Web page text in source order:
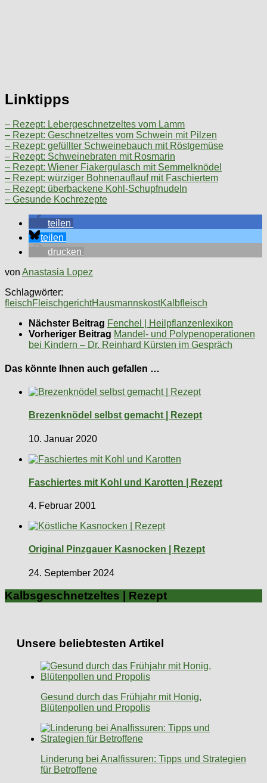
Linktipps
– Rezept: Lebergeschnetzeltes vom Lamm
– Rezept: Geschnetzeltes vom Schwein mit Pilzen
– Rezept: gefüllter Schweinebauch mit Röstgemüse
– Rezept: Schweinebraten mit Rosmarin
– Rezept: Wiener Fiakergulasch mit Semmelknödel
– Rezept: würziger Bohnenauflauf mit Faschiertem
– Rezept: überbackene Kohl-Schupfnudeln
– Gesunde Kochrezepte
teilen
teilen
drucken
von Anastasia Lopez
Schlagwörter:
fleischFleischgerichtHausmannskostKalbfleisch
Nächster Beitrag Fenchel | Heilpflanzenlexikon
Vorheriger Beitrag Mandel- und Polypenoperationen
bei Kindern – Dr. Reinhard Kürsten im Gespräch
Das könnte Ihnen auch gefallen …
Brezenknödel selbst gemacht | Rezept
10. Januar 2020
Faschiertes mit Kohl und Karotten | Rezept
4. Februar 2001
Original Pinzgauer Kasnocken | Rezept
24. September 2024
Kalbsgeschnetzeltes | Rezept
Unsere beliebtesten Artikel
Gesund durch das Frühjahr mit Honig,
Blütenpollen und Propolis
Linderung bei Analfissuren: Tipps und Strategien
für Betroffene